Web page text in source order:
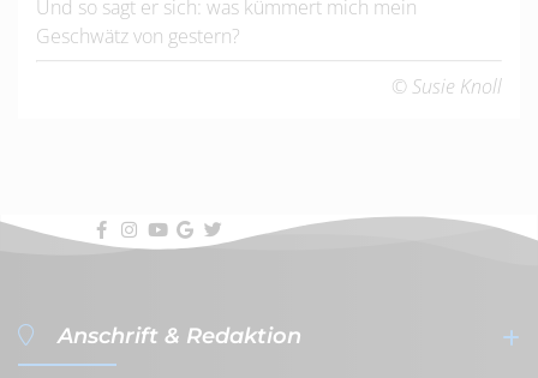
Und so sagt er sich: was kümmert mich mein
Geschwätz von gestern?
© Susie Knoll
Anschrift & Redaktion